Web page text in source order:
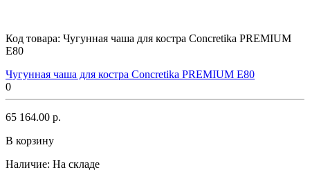
Код товара: Чугунная чаша для костра Concretika PREMIUM
E80
Чугунная чаша для костра Concretika PREMIUM E80
0
65 164.00 р.
В корзину
Наличие: На складе